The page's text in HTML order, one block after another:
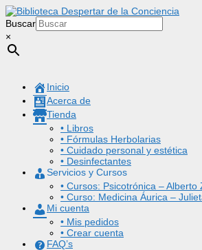
Buscar
×
Inicio
Acerca de
Tienda
• Libros
• Fórmulas Herbolarias
• Cuidado personal y estética
• Desinfectantes
Servicios y Cursos
• Cursos: Psicotrónica – Alberto
• Curso: Medicina Áurica –
Mi cuenta
• Mis pedidos
• Crear cuenta
FAQ’s